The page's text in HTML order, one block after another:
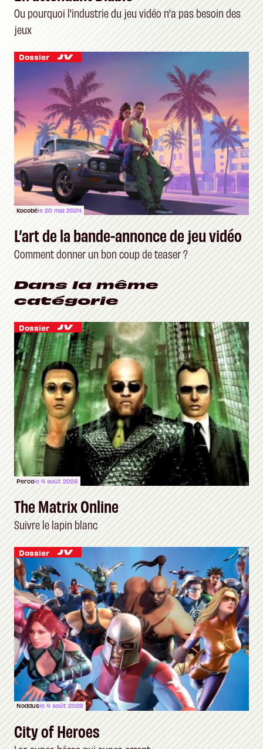
Ou pourquoi l'industrie du jeu vidéo n'a pas besoin des
jeux
Dossier
Kocobéle 20 mai 2024
L’art de la bande-annonce de jeu vidéo
Comment donner un bon coup de teaser ?
Dans la même
catégorie
Dossier
Percole 4 août 2026
The Matrix Online
Suivre le lapin blanc
Dossier
Noddusle 4 août 2026
City of Heroes